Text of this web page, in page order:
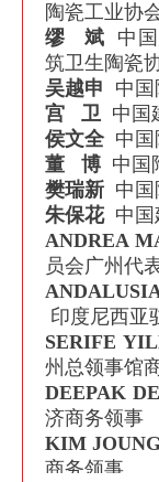
陶瓷工业协
缪 斌 中
筑卫生陶瓷
吴越申 中国
宫 卫中国
侯文全中国
董 博中国
樊瑞新中国
朱保花中国
ANDREA
员会广州代
印度尼西亚
SERIFE
州总领事馆
DEEPAK
济商务领事
KIM
商务领事